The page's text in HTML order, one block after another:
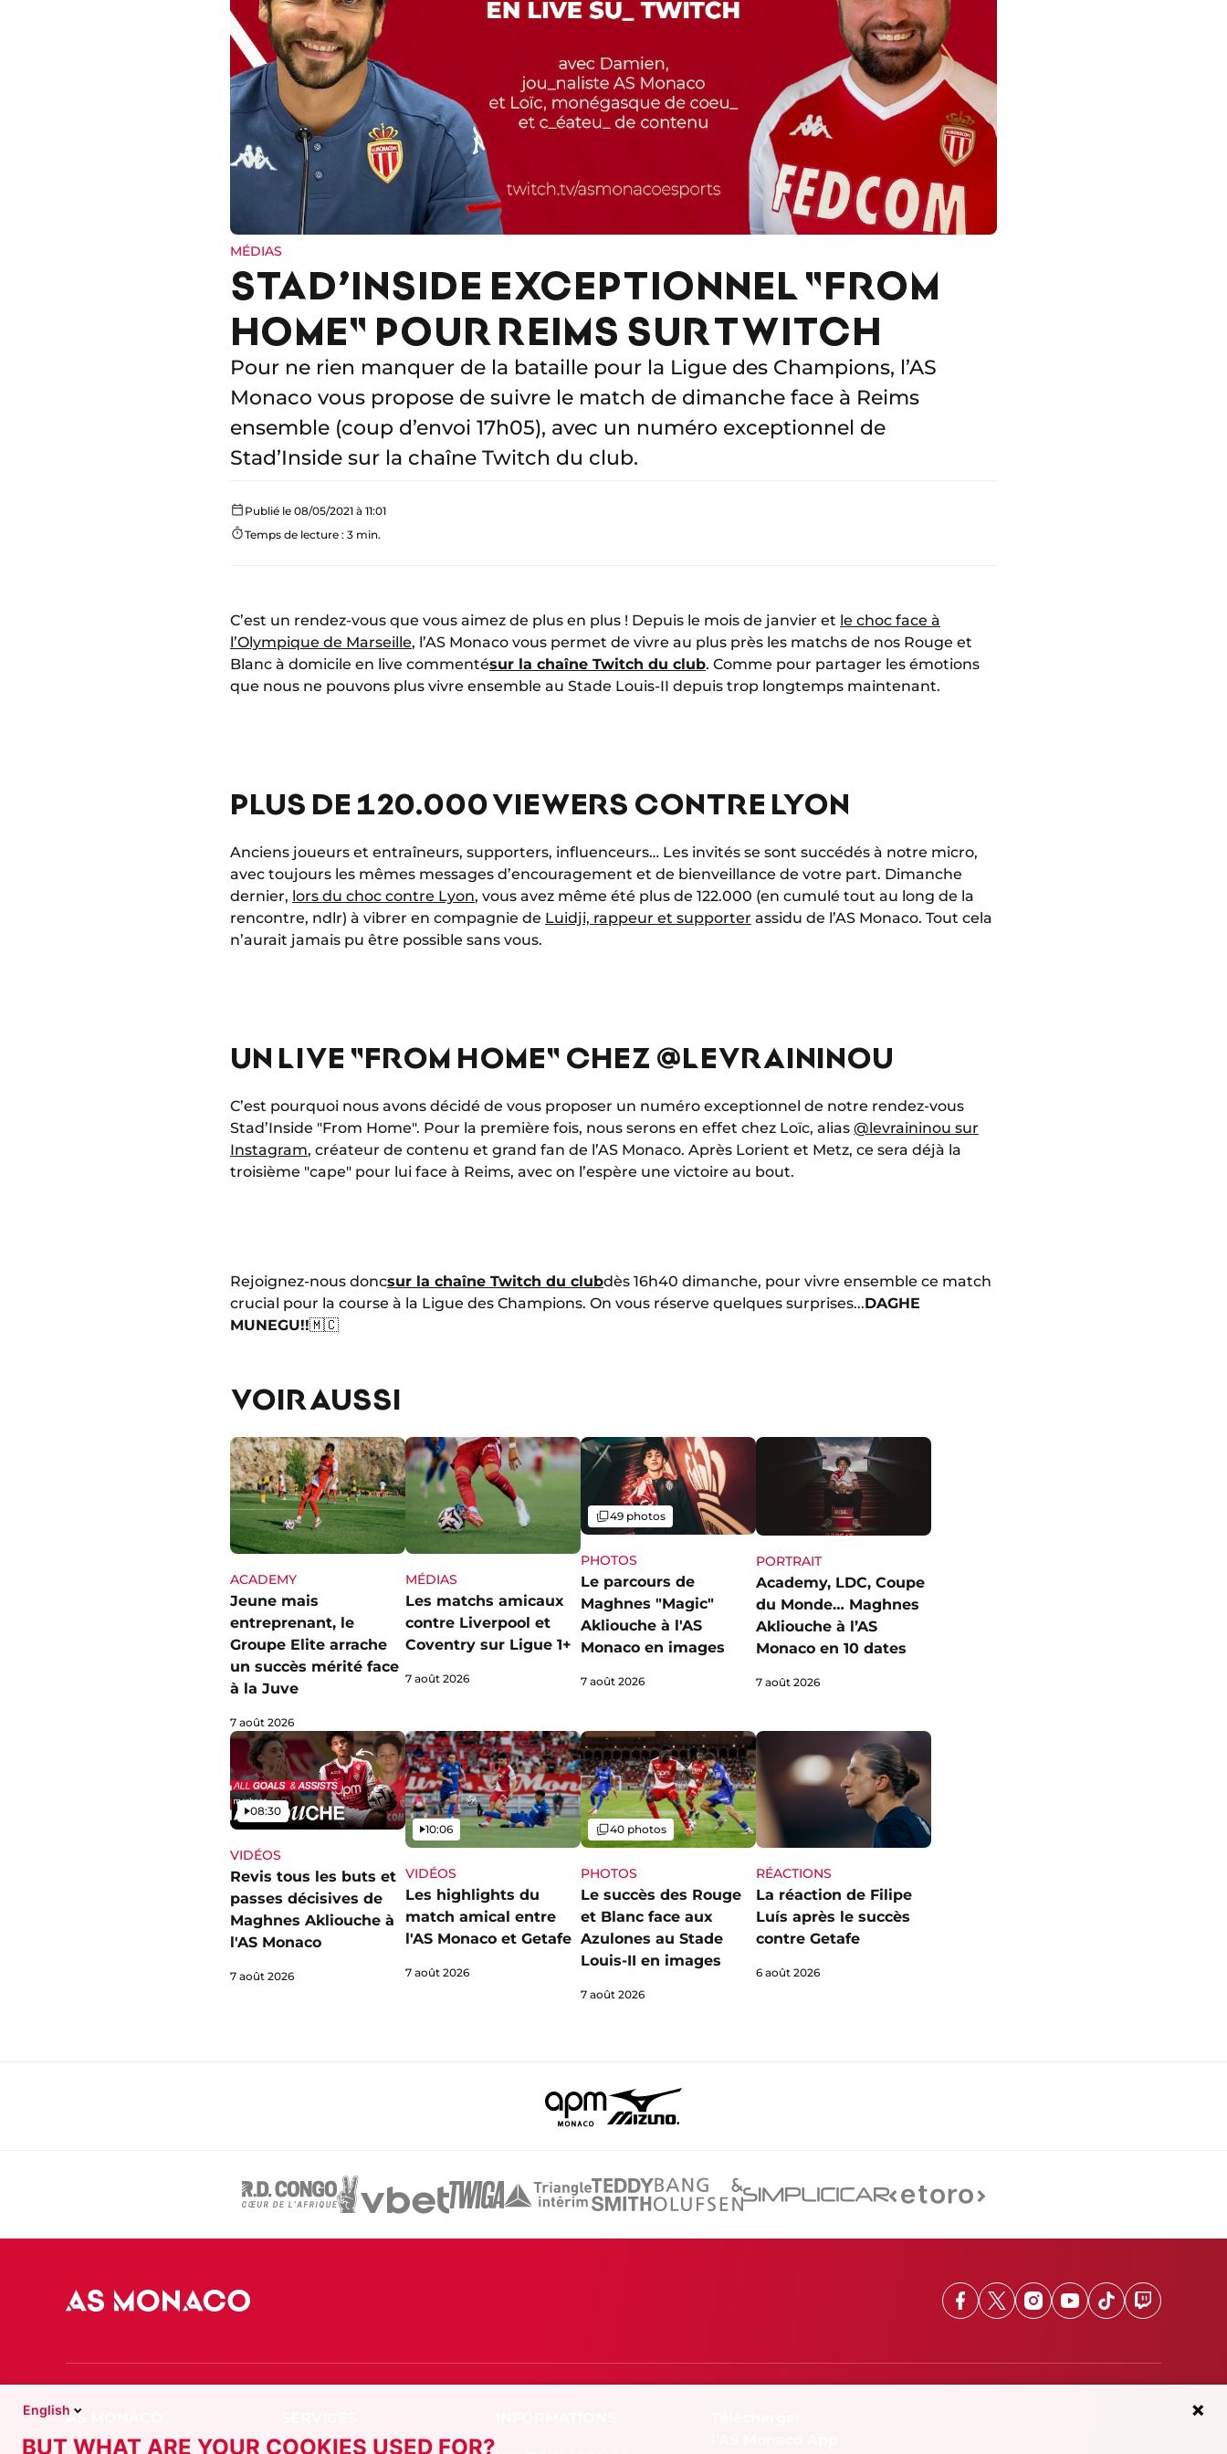
MÉDIAS
STAD’INSIDE EXCEPTIONNEL "FROM
HOME" POUR REIMS SUR TWITCH
Pour ne rien manquer de la bataille pour la Ligue des Champions, l’AS
Monaco vous propose de suivre le match de dimanche face à Reims
ensemble (coup d’envoi 17h05), avec un numéro exceptionnel de
Stad’Inside sur la chaîne Twitch du club.
Publié le 08/05/2021 à 11:01
Temps de lecture : 3 min.
C’est un rendez-vous que vous aimez de plus en plus ! Depuis le mois de janvier et le choc face à
l’Olympique de Marseille, l’AS Monaco vous permet de vivre au plus près les matchs de nos Rouge et
Blanc à domicile en live commentésur la chaîne Twitch du club. Comme pour partager les émotions
que nous ne pouvons plus vivre ensemble au Stade Louis-II depuis trop longtemps maintenant.
PLUS DE 120.000 VIEWERS CONTRE LYON
Anciens joueurs et entraîneurs, supporters, influenceurs… Les invités se sont succédés à notre micro,
avec toujours les mêmes messages d’encouragement et de bienveillance de votre part. Dimanche
dernier, lors du choc contre Lyon, vous avez même été plus de 122.000 (en cumulé tout au long de la
rencontre, ndlr) à vibrer en compagnie de Luidji, rappeur et supporter assidu de l’AS Monaco. Tout cela
n’aurait jamais pu être possible sans vous.
UN LIVE "FROM HOME" CHEZ @LEVRAININOU
C’est pourquoi nous avons décidé de vous proposer un numéro exceptionnel de notre rendez-vous
Stad’Inside "From Home". Pour la première fois, nous serons en effet chez Loïc, alias @levraininou sur
Instagram, créateur de contenu et grand fan de l’AS Monaco. Après Lorient et Metz, ce sera déjà la
troisième "cape" pour lui face à Reims, avec on l’espère une victoire au bout.
Rejoignez-nous doncsur la chaîne Twitch du clubdès 16h40 dimanche, pour vivre ensemble ce match
crucial pour la course à la Ligue des Champions. On vous réserve quelques surprises...DAGHE
MUNEGU!!🇲🇨
VOIR AUSSI
ACADEMY
Jeune mais
entreprenant, le
Groupe Elite arrache
un succès mérité face
à la Juve
7 août 2026
MÉDIAS
Les matchs amicaux
contre Liverpool et
Coventry sur Ligue 1+
7 août 2026
PHOTOS
Le parcours de
Maghnes "Magic"
Akliouche à l'AS
Monaco en images
Galerie
49 photos
7 août 2026
PORTRAIT
Academy, LDC, Coupe
du Monde… Maghnes
Akliouche à l’AS
Monaco en 10 dates
7 août 2026
VIDÉOS
Revis tous les buts et
passes décisives de
Maghnes Akliouche à
l'AS Monaco
Vidéo
08:30
7 août 2026
VIDÉOS
Les highlights du
match amical entre
l'AS Monaco et Getafe
Vidéo
10:06
7 août 2026
PHOTOS
Le succès des Rouge
et Blanc face aux
Azulones au Stade
Louis-II en images
Galerie
40 photos
7 août 2026
RÉACTIONS
La réaction de Filipe
Luís après le succès
contre Getafe
6 août 2026
Facebook
X Instagram
Youtube
TikTokTwitch
English
BUT WHAT ARE YOUR COOKIES USED FOR?